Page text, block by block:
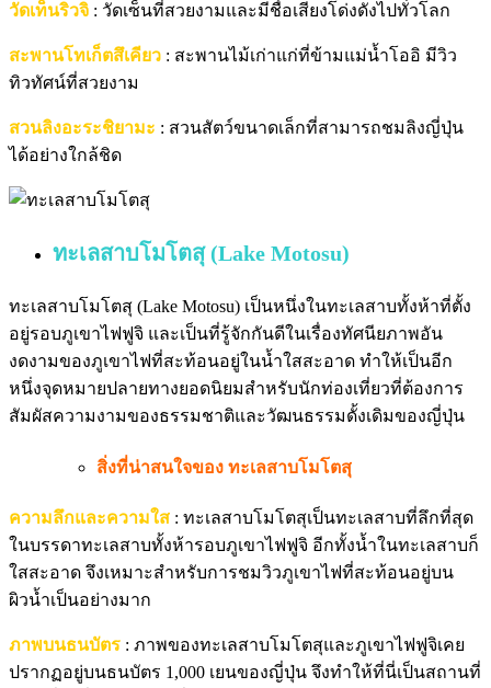
วัดเท็นริวจิ : วัดเซ็นที่สวยงามและมีชื่อเสียงโด่งดังไปทั่วโลก
สะพานโทเก็ตสึเคียว : สะพานไม้เก่าแก่ที่ข้ามแม่น้ำโออิ มีวิว
ทิวทัศน์ที่สวยงาม
สวนลิงอะระชิยามะ : สวนสัตว์ขนาดเล็กที่สามารถชมลิงญี่ปุ่น
ได้อย่างใกล้ชิด
ทะเลสาบโมโตสุ (Lake Motosu)
ทะเลสาบโมโตสุ (Lake Motosu) เป็นหนึ่งในทะเลสาบทั้งห้าที่ตั้ง
อยู่รอบภูเขาไฟฟูจิ และเป็นที่รู้จักกันดีในเรื่องทัศนียภาพอัน
งดงามของภูเขาไฟที่สะท้อนอยู่ในน้ำใสสะอาด ทำให้เป็นอีก
หนึ่งจุดหมายปลายทางยอดนิยมสำหรับนักท่องเที่ยวที่ต้องการ
สัมผัสความงามของธรรมชาติและวัฒนธรรมดั้งเดิมของญี่ปุ่น
สิ่งที่น่าสนใจของ ทะเลสาบโมโตสุ
ความลึกและความใส : ทะเลสาบโมโตสุเป็นทะเลสาบที่ลึกที่สุด
ในบรรดาทะเลสาบทั้งห้ารอบภูเขาไฟฟูจิ อีกทั้งน้ำในทะเลสาบก็
ใสสะอาด จึงเหมาะสำหรับการชมวิวภูเขาไฟที่สะท้อนอยู่บน
ผิวน้ำเป็นอย่างมาก
ภาพบนธนบัตร : ภาพของทะเลสาบโมโตสุและภูเขาไฟฟูจิเคย
ปรากฏอยู่บนธนบัตร 1,000 เยนของญี่ปุ่น จึงทำให้ที่นี่เป็นสถานที่